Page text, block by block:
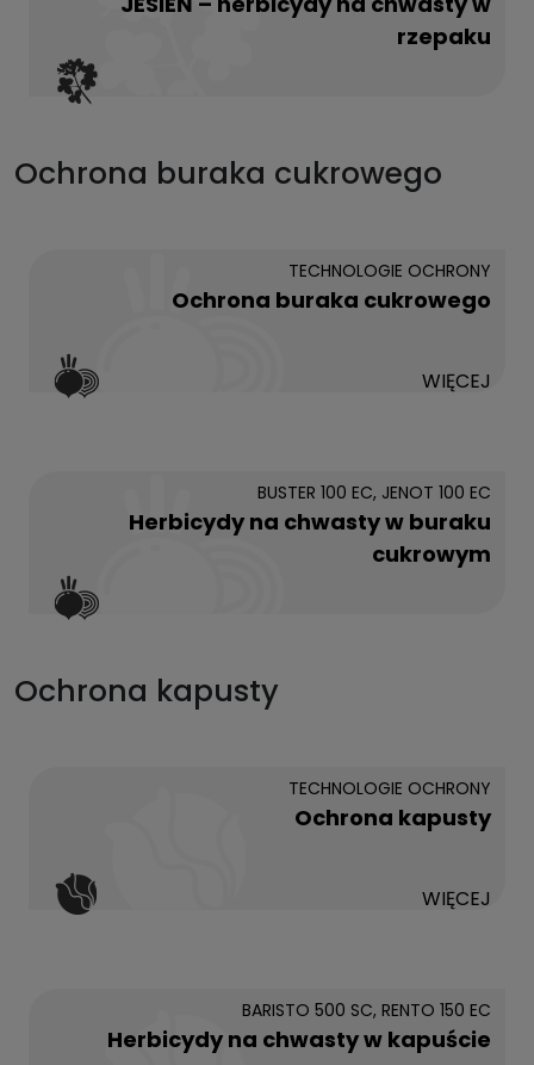
rzepaku
Ochrona buraka cukrowego
TECHNOLOGIE OCHRONY
Ochrona buraka cukrowego
WIĘCEJ
BUSTER 100 EC, JENOT 100 EC
Herbicydy na chwasty w buraku
cukrowym
Ochrona kapusty
TECHNOLOGIE OCHRONY
Ochrona kapusty
WIĘCEJ
BARISTO 500 SC, RENTO 150 EC
Herbicydy na chwasty w kapuście